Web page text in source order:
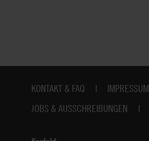
Fußbereich
KONTAKT & FAQ IMPRESSUM
JOBS & AUSSCHREIBUNGEN